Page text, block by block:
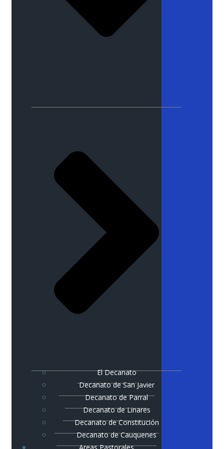
El Decanato
Decanato de San Javier
Decanato de Parral
Decanato de Linares
Decanato de Constitución
Decanato de Cauquenes